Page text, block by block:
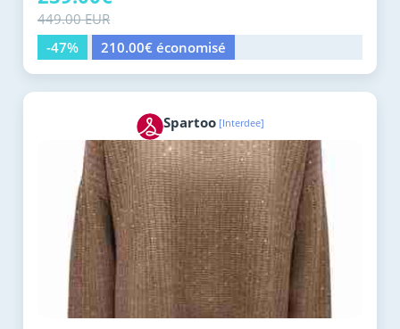
449.00 EUR
-47%
210.00€ économisé
Spartoo [Interdee]